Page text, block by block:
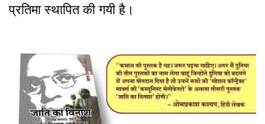
प्रतिमा स्थापित की गयी है।